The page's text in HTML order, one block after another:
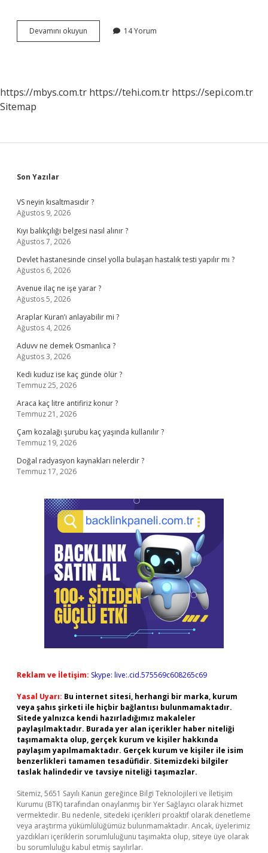
Devamını okuyun
Sonu
14 Yorum
https://mbys.com.tr https://tehi.com.tr https://sepi.com.tr
Sitemap
Sidebar
Son Yazılar
VS neyin kısaltmasıdır ?
Ağustos 9, 2026
Kıyı balıkçılığı belgesi nasıl alınır ?
Ağustos 7, 2026
Devlet hastanesinde cinsel yolla bulaşan hastalık testi yapılır mı ?
Ağustos 6, 2026
Avenue ilaç ne işe yarar ?
Ağustos 5, 2026
Araplar Kuran’ı anlayabilir mi ?
Ağustos 4, 2026
Aduvv ne demek Osmanlıca ?
Ağustos 3, 2026
Kedi kuduz ise kaç günde ölür ?
Temmuz 25, 2026
Araca kaç litre antifiriz konur ?
Temmuz 21, 2026
Çam kozalağı şurubu kaç yaşında kullanılır ?
Temmuz 19, 2026
Doğal radyasyon kaynakları nelerdir ?
Temmuz 17, 2026
Reklam ve İletişim: Skype: live:.cid.575569c608265c69
Yasal Uyarı: Bu internet sitesi, herhangi bir marka, kurum
veya şahıs şirketi ile hiçbir bağlantısı bulunmamaktadır.
Sitede yalnızca kendi hazırladığımız makaleler
paylaşılmaktadır. Burada yer alan içerikler haber niteliği
taşımamakta olup, gerçek kurum ve kişiler hakkında
paylaşım yapılmamaktadır. Gerçek kurum ve kişiler ile isim
benzerlikleri tamamen tesadüfidir. Sitemizdeki bilgiler
taslak halindedir ve tavsiye niteliği taşımazlar.
Sitemiz, 5651 Sayılı Kanun gereğince Bilgi Teknolojileri ve İletişim
Kurumu (BTK) tarafından onaylanmış bir Yer Sağlayıcı olarak hizmet
vermektedir. Bu nedenle, sitedeki içerikleri proaktif olarak denetleme
veya araştırma yükümlülüğümüz bulunmamaktadır. Ancak, üyelerimiz
yazdıkları içeriklerin sorumluluğunu taşımakta olup, siteye üye olarak
bu sorumluluğu kabul etmiş sayılırlar.